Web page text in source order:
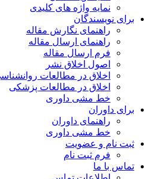
نمایه واژه های کلیدی
برای نویسندگان
راهنمای نگارش مقاله
راهنمای ارسال مقاله
فرم ارسال مقاله
اصول اخلاق نشر
اخلاق در مطالعات روانشناسی
اخلاق در مطالعات پزشکی
خط مشی داوری
برای داوران
راهنمای داوران
خط مشی داوری
ثبت نام و عضویت
فرم ثبت نام
تماس با ما